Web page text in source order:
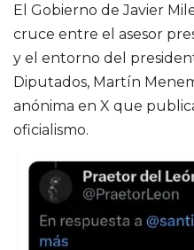
El Gobierno deJavier
cruce entre el asesor
y el entorno del
Diputados, Martín
anónima en X que
oficialismo.